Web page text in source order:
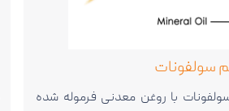
با روغن معدنی فرموله شده